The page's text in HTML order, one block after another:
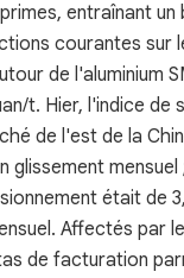
entraînant un
courantes sur
de l'aluminium
t. Hier, l'indice de
de l'est de la
glissement mensuel
était de
Affectés par
de facturation